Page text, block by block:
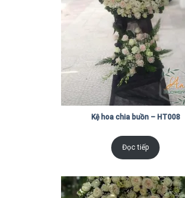
Kệ hoa chia buồn – HT008
Đọc tiếp